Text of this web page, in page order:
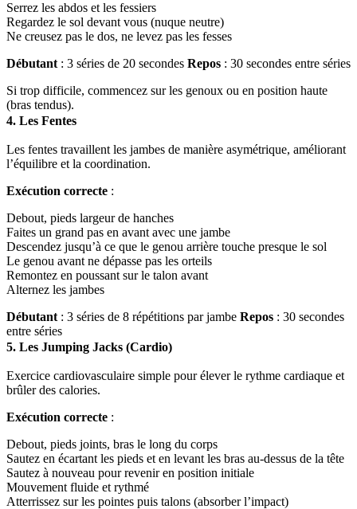
Serrez les abdos et les fessiers
Regardez le sol devant vous (nuque neutre)
Ne creusez pas le dos, ne levez pas les fesses
Débutant : 3 séries de 20 secondes Repos : 30 secondes entre séries
Si trop difficile, commencez sur les genoux ou en position haute
(bras tendus).
4. Les Fentes
Les fentes travaillent les jambes de manière asymétrique, améliorant
l’équilibre et la coordination.
Exécution correcte :
Debout, pieds largeur de hanches
Faites un grand pas en avant avec une jambe
Descendez jusqu’à ce que le genou arrière touche presque le sol
Le genou avant ne dépasse pas les orteils
Remontez en poussant sur le talon avant
Alternez les jambes
Débutant : 3 séries de 8 répétitions par jambe Repos : 30 secondes
entre séries
5. Les Jumping Jacks (Cardio)
Exercice cardiovasculaire simple pour élever le rythme cardiaque et
brûler des calories.
Exécution correcte :
Debout, pieds joints, bras le long du corps
Sautez en écartant les pieds et en levant les bras au-dessus de la tête
Sautez à nouveau pour revenir en position initiale
Mouvement fluide et rythmé
Atterrissez sur les pointes puis talons (absorber l’impact)